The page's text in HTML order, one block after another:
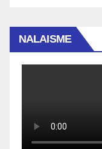
NALAISME